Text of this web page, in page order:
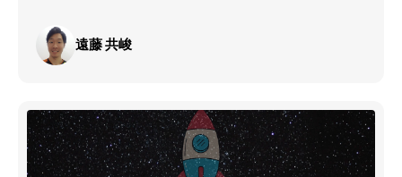
遠藤 共峻